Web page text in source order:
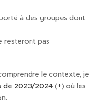
à des groupes dont
resteront pas
le contexte, je
de 2023/2024 (+) où les